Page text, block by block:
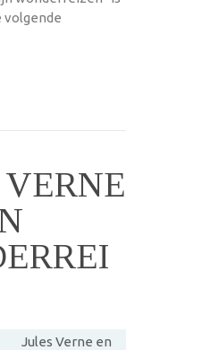
volgende
Jules Verne en